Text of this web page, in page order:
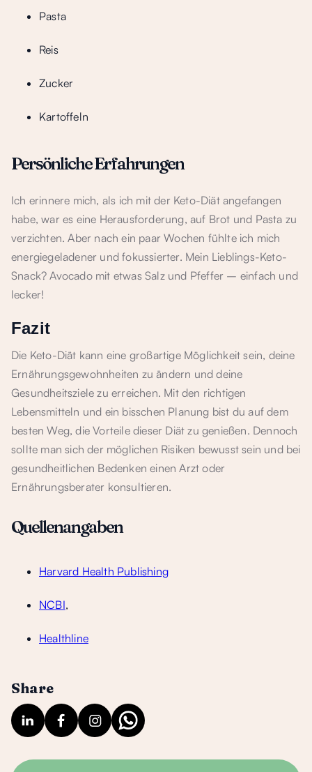
Pasta
Reis
Zucker
Kartoffeln
Persönliche Erfahrungen
Ich erinnere mich, als ich mit der Keto-Diät angefangen
habe, war es eine Herausforderung, auf Brot und Pasta zu
verzichten. Aber nach ein paar Wochen fühlte ich mich
energiegeladener und fokussierter. Mein Lieblings-Keto-
Snack? Avocado mit etwas Salz und Pfeffer – einfach und
lecker!
Fazit
Die Keto-Diät kann eine großartige Möglichkeit sein, deine
Ernährungsgewohnheiten zu ändern und deine
Gesundheitsziele zu erreichen. Mit den richtigen
Lebensmitteln und ein bisschen Planung bist du auf dem
besten Weg, die Vorteile dieser Diät zu genießen. Dennoch
sollte man sich der möglichen Risiken bewusst sein und bei
gesundheitlichen Bedenken einen Arzt oder
Ernährungsberater konsultieren.
Quellenangaben
Harvard Health Publishing
NCBI,
Healthline
Share